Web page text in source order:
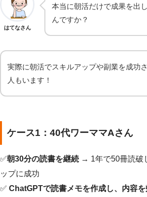
はてなさん
本当に朝活だけで成果を出
んですか？
実際に朝活でスキルアップや副業を成功
人もいます！
ケース1：40代ワーママAさん
✅朝30分の読書を継続 → 1年で50冊読破
ップに成功
✅ ChatGPTで読書メモを作成し、内容